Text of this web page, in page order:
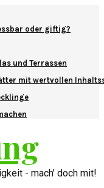
oder giftig?
und Terrassen
mit wertvollen
- mach' doch mit!